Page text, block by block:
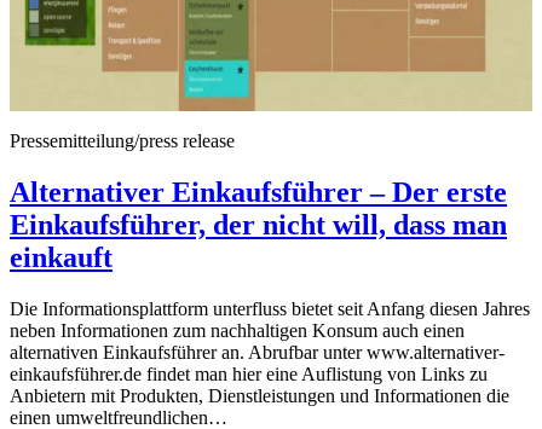
Pressemitteilung/press release
Alternativer Einkaufsführer – Der erste
Einkaufsführer, der nicht will, dass man
einkauft
Die Informationsplattform unterfluss bietet seit Anfang diesen Jahres
neben Informationen zum nachhaltigen Konsum auch einen
alternativen Einkaufsführer an. Abrufbar unter www.alternativer-
einkaufsführer.de findet man hier eine Auflistung von Links zu
Anbietern mit Produkten, Dienstleistungen und Informationen die
einen umweltfreundlichen…